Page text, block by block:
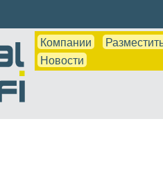
Компании
Новости